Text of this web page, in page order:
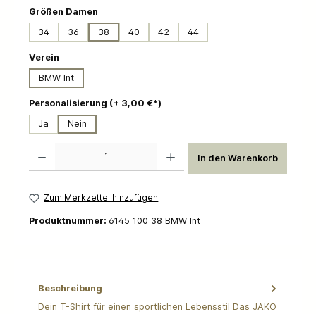
Größen Damen
34
36 38 40 42 44
Verein
BMW Int
Personalisierung (+ 3,00 €*)
Ja
Nein
In den Warenkorb
Zum Merkzettel hinzufügen
Produktnummer: 6145 100 38 BMW Int
Beschreibung
Dein T-Shirt für einen sportlichen Lebensstil Das JAKO